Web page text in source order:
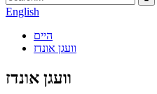
English
היים
וועגן אונדז
וועגן אונדז